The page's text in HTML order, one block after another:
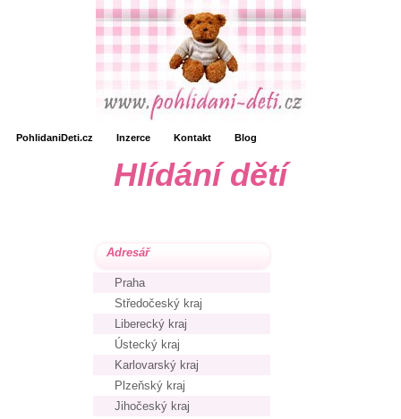
PohlidaniDeti.cz Inzerce Kontakt Blog
Hlídání dětí
Adresář
Praha
Středočeský kraj
Liberecký kraj
Ústecký kraj
Karlovarský kraj
Plzeňský kraj
Jihočeský kraj